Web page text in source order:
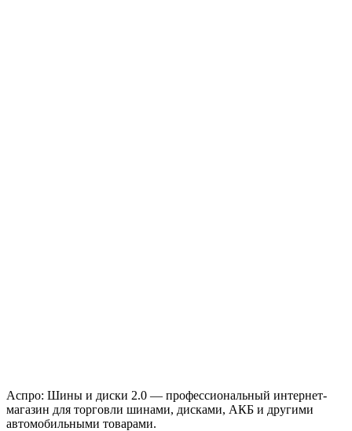
Аспро: Шины и диски 2.0 — профессиональный интернет-
магазин для торговли шинами, дисками, АКБ и другими
автомобильными товарами.